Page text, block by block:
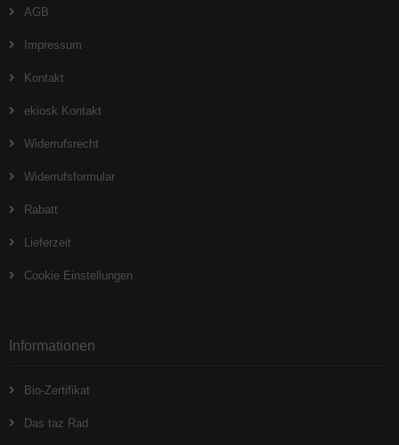
AGB
Impressum
Kontakt
ekiosk Kontakt
Widerrufsrecht
Widerrufsformular
Rabatt
Lieferzeit
Cookie Einstellungen
Informationen
Bio-Zertifikat
Das taz Rad